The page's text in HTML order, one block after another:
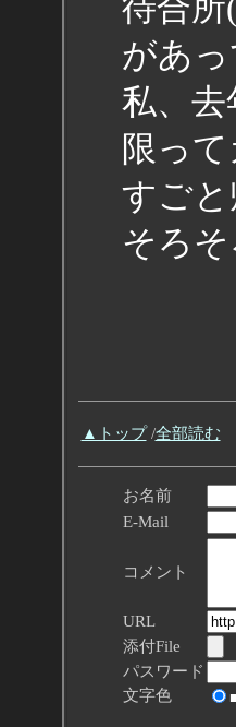
待合
があ
私、
限っ
すご
そろ
▲トップ/全部読む
お名前
E-Mail
コメント
URL
添付File
パスワード
文字色